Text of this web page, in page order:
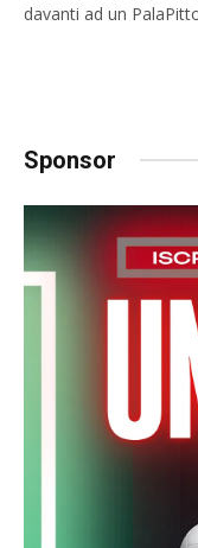
davanti ad un
Sponsor